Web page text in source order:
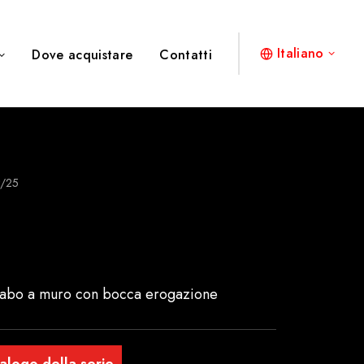
Dove acquistare Contatti Italiano
25
a muro con bocca erogazione